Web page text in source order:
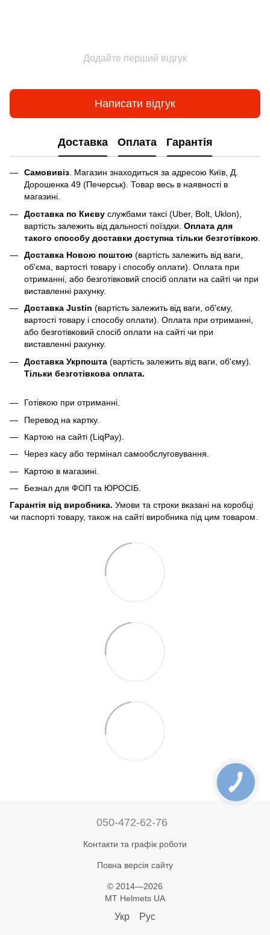
Додайте перший відгук
Написати відгук
Доставка Оплата Гарантія
Самовивіз . Магазин знаходиться за адресою Київ, Д.
Дорошенка 49 (Печерськ). Товар весь в наявності в
магазині.
Доставка по Києву службами таксі (Uber, Bolt, Uklon),
вартість залежить від дальності поїздки. Оплата для
такого способу доставки доступна тільки безготівкою
Доставка Новою поштою (вартість залежить від ваги,
об'єма, вартості товару і способу оплати). Оплата при
отриманні, або безготівковий спосіб оплати на сайті чи при
виставленні рахунку.
Доставка Justin (вартість залежить від ваги, об'єму,
вартості товару і способу оплати). Оплата при отриманні,
або безготівковий спосіб оплати на сайті чи при
виставленні рахунку.
Доставка Укрпошта (вартість залежить від ваги, об'єму).
Тільки безготівкова оплата.
Готівкою при отриманні.
Перевод на картку.
Картою на сайті (LiqPay).
Через касу або термінал самообслуговування.
Картою в магазині.
Безнал для ФОП та ЮРОСІБ.
Гарантія від виробника. Умови та строки вказані на коробці
чи паспорті товару, також на сайті виробника під цим товаром.
050-472-62-76
Контакти та графік роботи
Повна версія сайту
© 2014—2026
MT Helmets UA
Укр Рус